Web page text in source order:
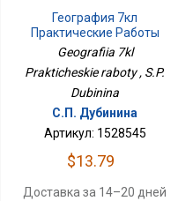
География 7кл
Практические Работы
Geografiia 7kl
Prakticheskie raboty , S.P.
Dubinina
С.П. Дубинина
Артикул: 1528545
$13.79
Доставка за 14–20 дней